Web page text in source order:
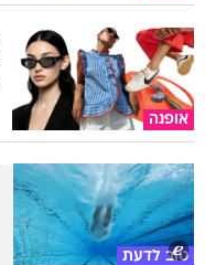
אופנה
טוב לדעת